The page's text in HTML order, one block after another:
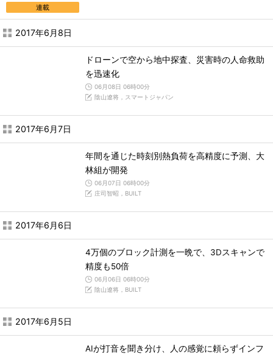
連載
2017年6月8日
ドローンで空から地中探査、災害時の人命救助
を迅速化
06月08日 06時00分
陰山遼将，スマートジャパン
2017年6月7日
年間を通じた時刻別熱負荷を高精度に予測、大
林組が開発
06月07日 06時00分
庄司智昭，BUILT
2017年6月6日
4万個のブロック計測を一晩で、3Dスキャンで
精度も50倍
06月06日 06時00分
陰山遼将，BUILT
2017年6月5日
AIが打音を聞き分け、人の感覚に頼らずインフ